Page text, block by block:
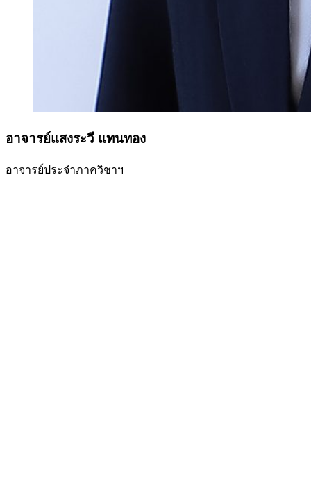
อาจารย์แสงระวี แทนทอง
อาจารย์ประจำภาควิชาฯ